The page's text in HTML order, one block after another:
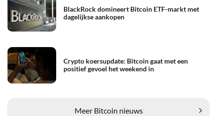
BlackRock domineert Bitcoin ETF-markt met
dagelijkse aankopen
Crypto koersupdate: Bitcoin gaat met een
positief gevoel het weekend in
Meer Bitcoin nieuws